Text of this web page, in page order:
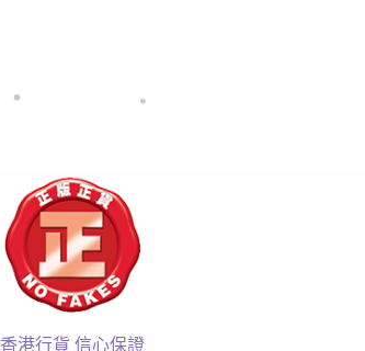
香港行貨 信心保證